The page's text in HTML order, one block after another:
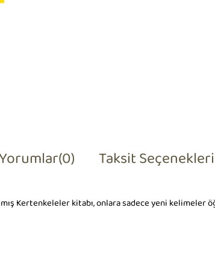
(0) Taksit Seçenekleri
Kertenkeleler kitabı, onlara sadece yeni kelimeler